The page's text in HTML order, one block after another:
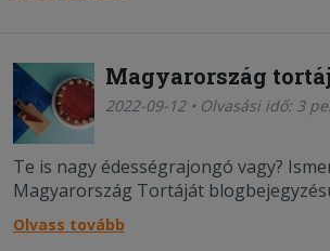
Magyarország
2022-09-12 • Olvasási idő: 3
Te is nagy édességrajongó vagy?
Magyarország Tortáját
Olvass tovább